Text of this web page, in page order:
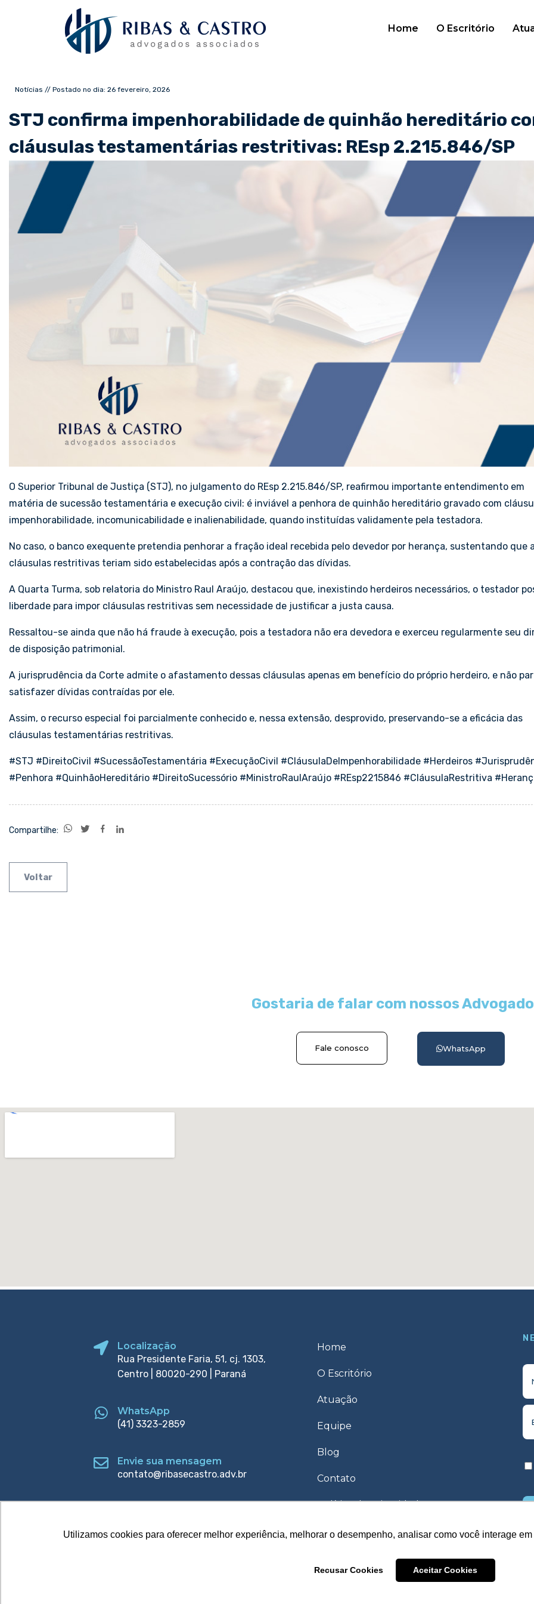
Utilizamos cookies para oferecer melhor experiência, melhorar o desempenho, analisar como você interage
Recusar Cookies Aceitar Cookies
Home O Escritório
Notícias // Postado no dia: 26 fevereiro, 2026
STJ confirma impenhorabilidade de quinhão hereditário
cláusulas testamentárias restritivas: REsp 2.215.846/SP
O Superior Tribunal de Justiça (STJ), no julgamento do REsp 2.215.846/SP, reafirmou importante entendimento em
matéria de sucessão testamentária e execução civil: é inviável a penhora de quinhão hereditário gravado com
impenhorabilidade, incomunicabilidade e inalienabilidade, quando instituídas validamente pela testadora.
No caso, o banco exequente pretendia penhorar a fração ideal recebida pelo devedor por herança, sustentando que
cláusulas restritivas teriam sido estabelecidas após a contração das dívidas.
A Quarta Turma, sob relatoria do Ministro Raul Araújo, destacou que, inexistindo herdeiros necessários, o testador
liberdade para impor cláusulas restritivas sem necessidade de justificar a justa causa.
Ressaltou-se ainda que não há fraude à execução, pois a testadora não era devedora e exerceu regularmente seu
de disposição patrimonial.
A jurisprudência da Corte admite o afastamento dessas cláusulas apenas em benefício do próprio herdeiro, e não
satisfazer dívidas contraídas por ele.
Assim, o recurso especial foi parcialmente conhecido e, nessa extensão, desprovido, preservando-se a eficácia das
cláusulas testamentárias restritivas.
#STJ #DireitoCivil #SucessãoTestamentária #ExecuçãoCivil #CláusulaDeImpenhorabilidade #Herdeiros
#Penhora #QuinhãoHereditário #DireitoSucessório #MinistroRaulAraújo #REsp2215846 #CláusulaRestritiva
Compartilhe:
Voltar
Gostaria de falar com nossos
Fale conosco WhatsApp
Localização
Rua Presidente Faria, 51, cj. 1303,
Centro | 80020-290 | Paraná
WhatsApp
(41) 3323-2859
Envie sua mensagem
contato@ribasecastro.adv.br
Home
O Escritório
Atuação
Equipe
Blog
Contato
Política de privacidade